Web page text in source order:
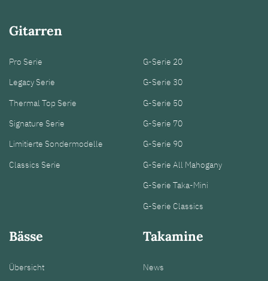
Gitarren
Pro Serie
Legacy Serie
Thermal Top Serie
Signature Serie
Limitierte Sondermodelle
Classics Serie
G-Serie 20
G-Serie 30
G-Serie 50
G-Serie 70
G-Serie 90
G-Serie All Mahogany
G-Serie Taka-Mini
G-Serie Classics
Bässe
Übersicht
Takamine
News